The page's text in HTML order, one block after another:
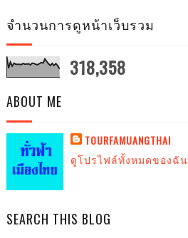
จำนวนการดูหน้าเว็บรวม
318,358
ABOUT ME
TOURFAMUANGTHAI
ดูโปรไฟล์ทั้งหมดของฉัน
SEARCH THIS BLOG